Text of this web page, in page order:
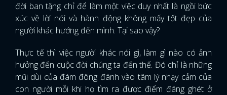
đời ban tặng chỉ để làm một việc duy nhất là ngồi bức
xúc về lời nói và hành động không mấy tốt đẹp của
người khác hướng đến mình. Tại sao vậy?
Thực tế thì việc người khác nói gì, làm gì nào có ảnh
hưởng đến cuộc đời chúng ta đến thế. Đó chỉ là những
mũi dùi của đám đông đánh vào tâm lý nhạy cảm của
con người mỗi khi họ tìm ra được điểm đáng ghét ở